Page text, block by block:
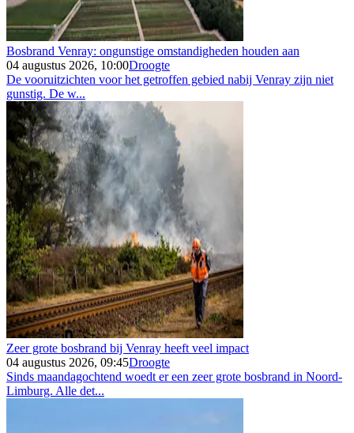
Bosbrand Venray: ongunstige omstandigheden houden aan
04 augustus 2026, 10:00Droogte
De vooruitzichten voor het getroffen gebied nabij Venray zijn niet
gunstig. De w...
Zeer grote bosbrand bij Venray heeft veel impact
04 augustus 2026, 09:45Droogte
Sinds maandagochtend woedt er een zeer grote bosbrand in Noord-
Limburg. Alle det...